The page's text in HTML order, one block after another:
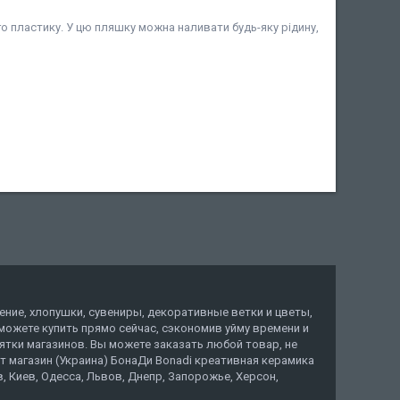
пластику. У цю пляшку можна наливати будь-яку рідину,
хлопушки, сувениры, декоративные ветки и цветы,
купить прямо сейчас, сэкономив уйму времени и
магазинов. Вы можете заказать любой товар, не
(Украина) БонаДи Bonadi креативная керамика
Киев, Одесса, Львов, Днепр, Запорожье, Херсон,